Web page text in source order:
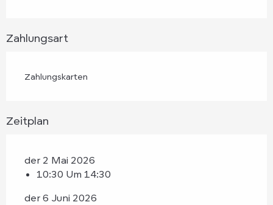
Zahlungsart
Zahlungskarten
Zeitplan
der 2 Mai 2026
10:30 Um 14:30
der 6 Juni 2026